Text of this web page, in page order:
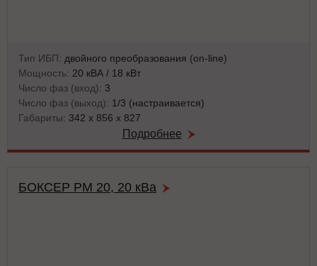
Тип ИБП: двойного преобразования (on-line)
Мощность: 20 кВА / 18 кВт
Число фаз (вход): 3
Число фаз (выход): 1/3 (настраивается)
Габариты: 342 x 856 x 827
Подробнее
БОКСЕР РМ 20, 20 кВа